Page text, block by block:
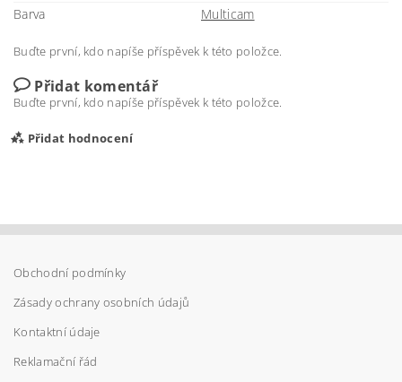
Barva
Multicam
Buďte první, kdo napíše příspěvek k této položce.
Přidat komentář
Buďte první, kdo napíše příspěvek k této položce.
Přidat hodnocení
Obchodní podmínky
Zásady ochrany osobních údajů
Kontaktní údaje
Reklamační řád